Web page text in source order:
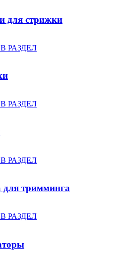
для стрижки
РАЗДЕЛ
РАЗДЕЛ
РАЗДЕЛ
для тримминга
РАЗДЕЛ